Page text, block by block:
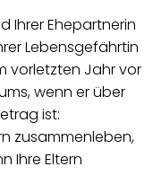
Ihrer Ehepartnerin
Lebensgefährtin
vorletzten Jahr vor
wenn er über
ist:
zusammenleben,
Ihre Eltern